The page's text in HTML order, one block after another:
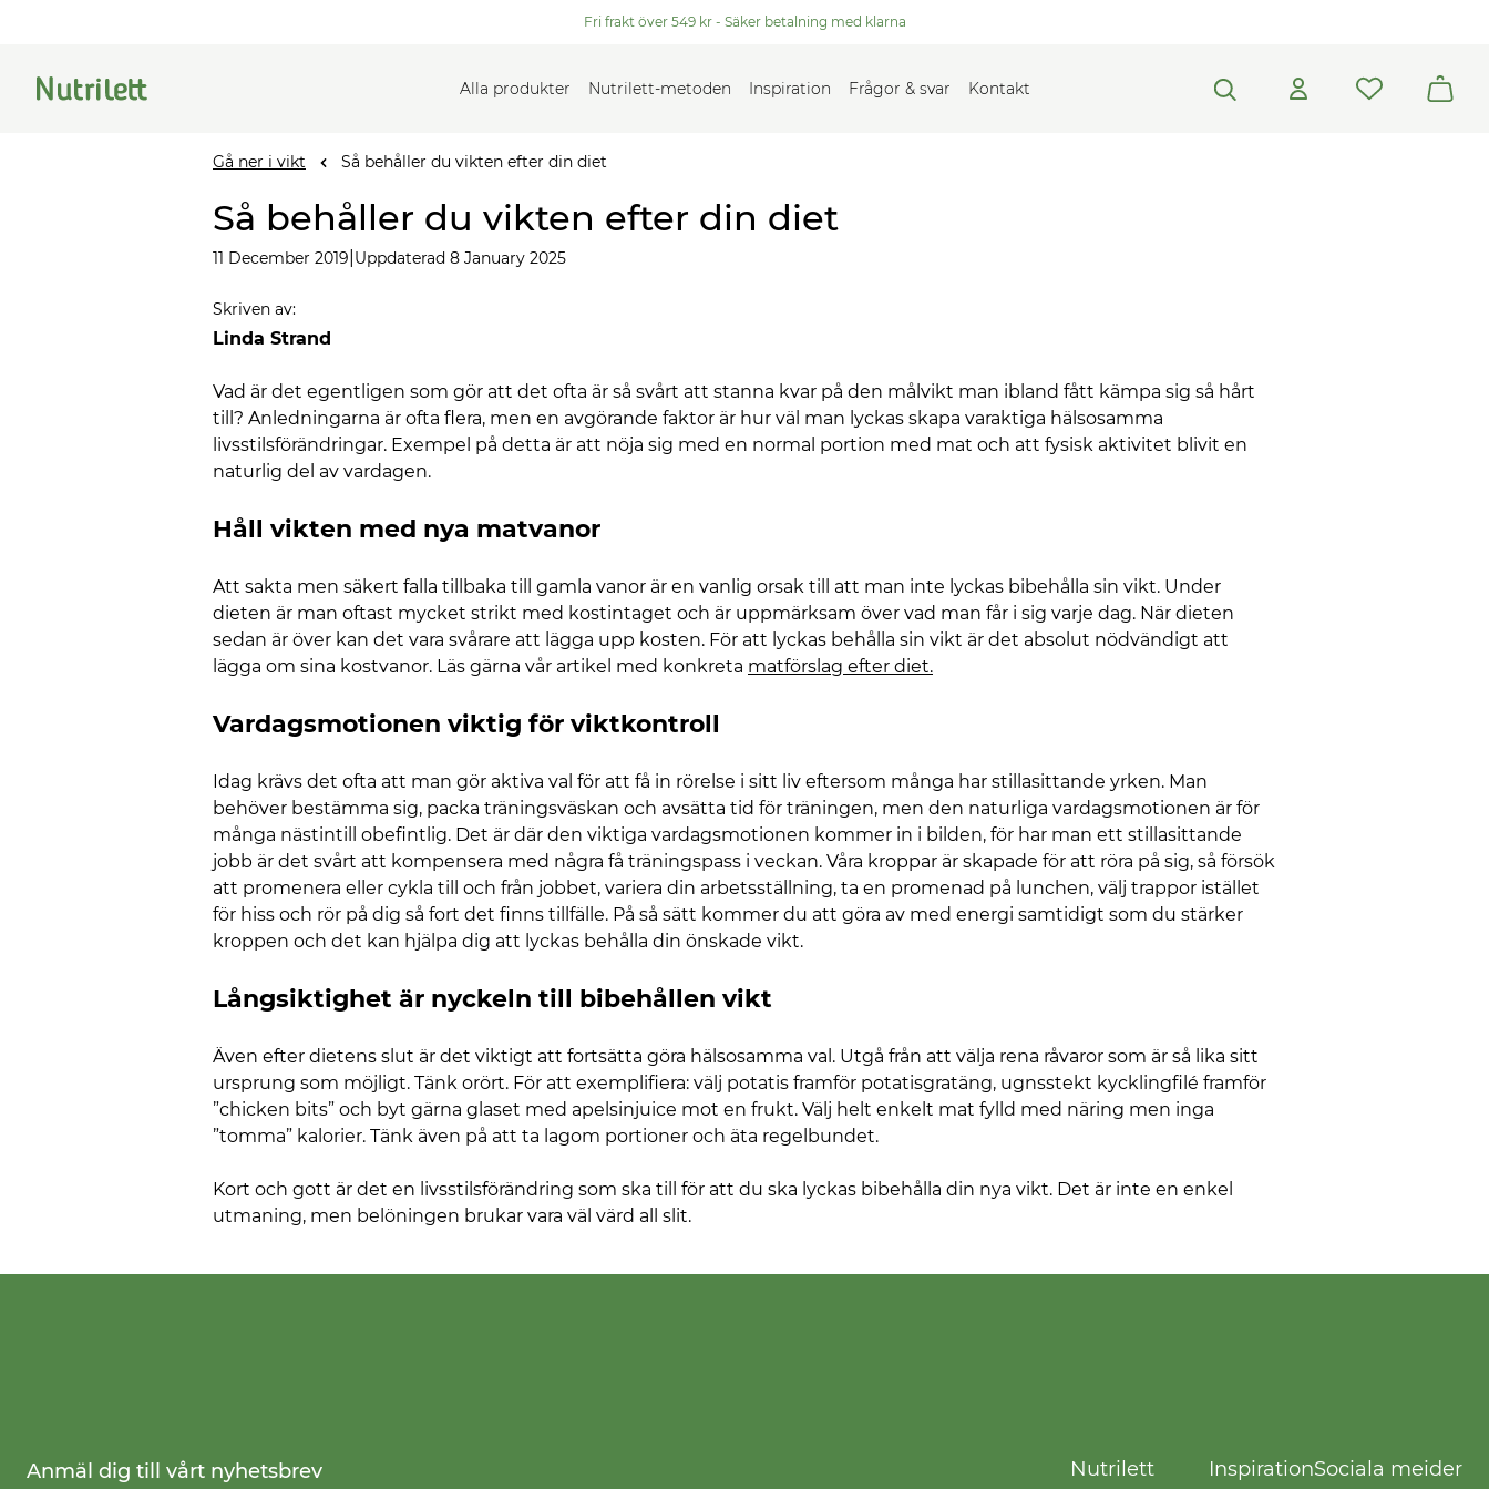
Fri frakt över 549 kr - Säker betalning med klarna
Alla produkter Nutrilett-metoden Inspiration Frågor & svar Kontakt
Gå ner i vikt Så behåller du vikten efter din diet
Så behåller du vikten efter din diet
11 December 2019 Uppdaterad 8 January 2025
Skriven av:
Linda Strand
Vad är det egentligen som gör att det ofta är så svårt att stanna kvar på den målvikt man ibland fått kämpa sig så hårt
till? Anledningarna är ofta flera, men en avgörande faktor är hur väl man lyckas skapa varaktiga hälsosamma
livsstilsförändringar. Exempel på detta är att nöja sig med en normal portion med mat och att fysisk aktivitet blivit en
naturlig del av vardagen.
Håll vikten med nya matvanor
Att sakta men säkert falla tillbaka till gamla vanor är en vanlig orsak till att man inte lyckas bibehålla sin vikt. Under
dieten är man oftast mycket strikt med kostintaget och är uppmärksam över vad man får i sig varje dag. När dieten
sedan är över kan det vara svårare att lägga upp kosten. För att lyckas behålla sin vikt är det absolut nödvändigt att
lägga om sina kostvanor. Läs gärna vår artikel med konkreta matförslag efter diet.
Vardagsmotionen viktig för viktkontroll
Idag krävs det ofta att man gör aktiva val för att få in rörelse i sitt liv eftersom många har stillasittande yrken. Man
behöver bestämma sig, packa träningsväskan och avsätta tid för träningen, men den naturliga vardagsmotionen är för
många nästintill obefintlig. Det är där den viktiga vardagsmotionen kommer in i bilden, för har man ett stillasittande
jobb är det svårt att kompensera med några få träningspass i veckan. Våra kroppar är skapade för att röra på sig, så försök
att promenera eller cykla till och från jobbet, variera din arbetsställning, ta en promenad på lunchen, välj trappor istället
för hiss och rör på dig så fort det finns tillfälle. På så sätt kommer du att göra av med energi samtidigt som du stärker
kroppen och det kan hjälpa dig att lyckas behålla din önskade vikt.
Långsiktighet är nyckeln till bibehållen vikt
Även efter dietens slut är det viktigt att fortsätta göra hälsosamma val. Utgå från att välja rena råvaror som är så lika sitt
ursprung som möjligt. Tänk orört. För att exemplifiera: välj potatis framför potatisgratäng, ugnsstekt kycklingfilé framför
”chicken bits” och byt gärna glaset med apelsinjuice mot en frukt. Välj helt enkelt mat fylld med näring men inga
”tomma” kalorier. Tänk även på att ta lagom portioner och äta regelbundet.
Kort och gott är det en livsstilsförändring som ska till för att du ska lyckas bibehålla din nya vikt. Det är inte en enkel
utmaning, men belöningen brukar vara väl värd all slit.
Anmäl dig till vårt nyhetsbrev Nutrilett InspirationSociala meider